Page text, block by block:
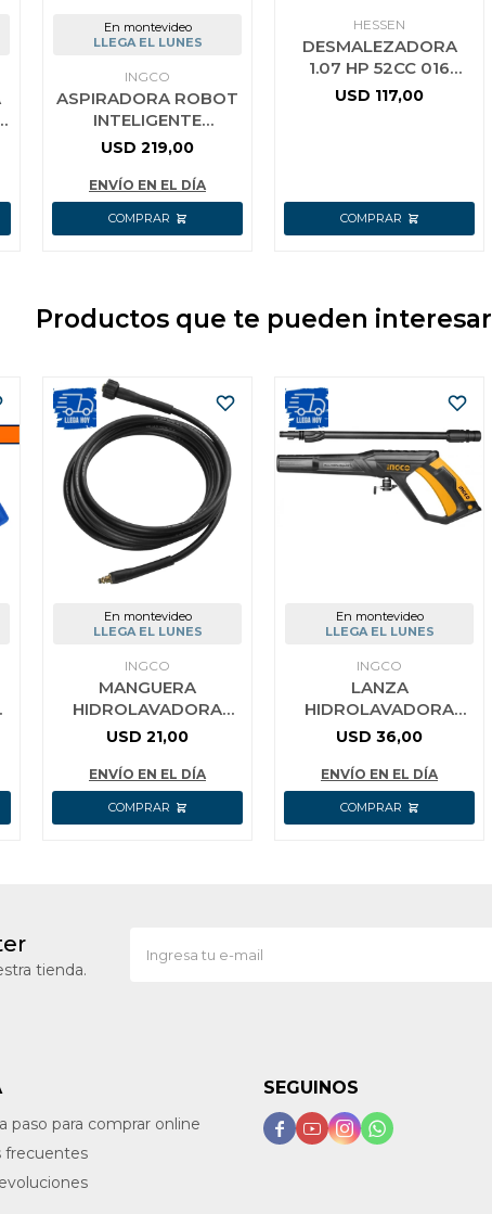
En montevideo
LLEGA EL LUNES
INGCO
ASPIRADORA ROBOT
INTELIGENTE
PROGRAMABLE
USD 219,00
ENVÍO EN EL DÍA
HESSEN
DESMALEZADORA
1.07 HP 52CC 016
3060 HESSEN PRO
USD 117,00
Productos que te pueden interesar
En montevideo
LLEGA EL LUNES
INGCO
MANGUERA
HIDROLAVADORA
5MT INGCO AHPH502
USD 21,00
ENVÍO EN EL DÍA
En montevideo
LLEGA EL LUNES
INGCO
LANZA
HIDROLAVADORA
AMSG028 CONECTOR
USD 36,00
ENVÍO EN EL DÍA
tienda.
paso para comprar online
frecuentes
SEGUINOS
   